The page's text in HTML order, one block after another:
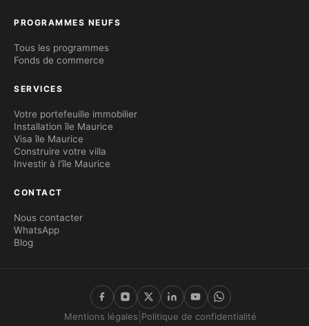
PROGRAMMES NEUFS
Tous les programmes
Fonds de commerce
SERVICES
Votre portefeuille immobilier
Installation île Maurice
Visa île Maurice
Construire votre villa
Investir à l'île Maurice
CONTACT
Nous contacter
WhatsApp
Blog
Mentions légales Politique de confidentialité